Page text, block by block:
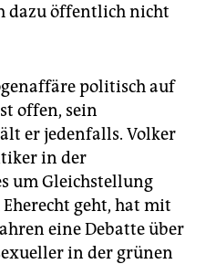
dazu öffentlich nicht
politisch auf
offen, sein
er jedenfalls. Volker
in der
um Gleichstellung
geht, hat mit
eine Debatte über
in der grünen